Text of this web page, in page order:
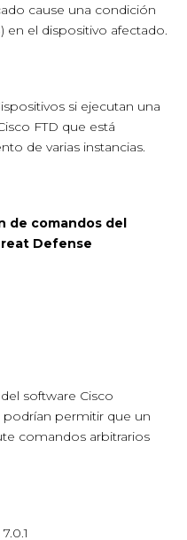
cause una condición
en el dispositivo afectado.
si ejecutan una
FTD que está
de varias instancias.
de comandos del
Defense
software Cisco
podrían permitir que un
comandos arbitrarios